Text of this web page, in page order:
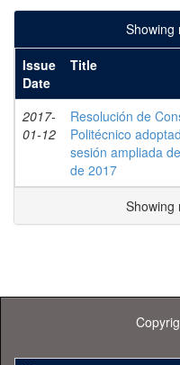
Showing
Issue
Date
Title
2017-
01-12
Resolución de
Politécnico
sesión ampliada
de 2017
Showing